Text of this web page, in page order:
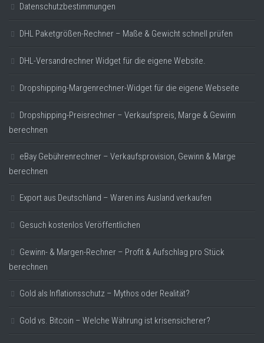
Datenschutzbestimmungen
DHL Paketgrößen-Rechner – Maße & Gewicht schnell prüfen
DHL-Versandrechner Widget für die eigene Website.
Dropshipping-Margenrechner-Widget für die eigene Webseite
Dropshipping-Preisrechner – Verkaufspreis, Marge & Gewinn
berechnen
eBay Gebührenrechner – Verkaufsprovision, Gewinn & Marge
berechnen
Export aus Deutschland – Waren ins Ausland verkaufen
Gesuch kostenlos Veröffentlichen
Gewinn- & Margen-Rechner – Profit & Aufschlag pro Stück
berechnen
Gold als Inflationsschutz – Mythos oder Realität?
Gold vs. Bitcoin – Welche Währung ist krisensicherer?